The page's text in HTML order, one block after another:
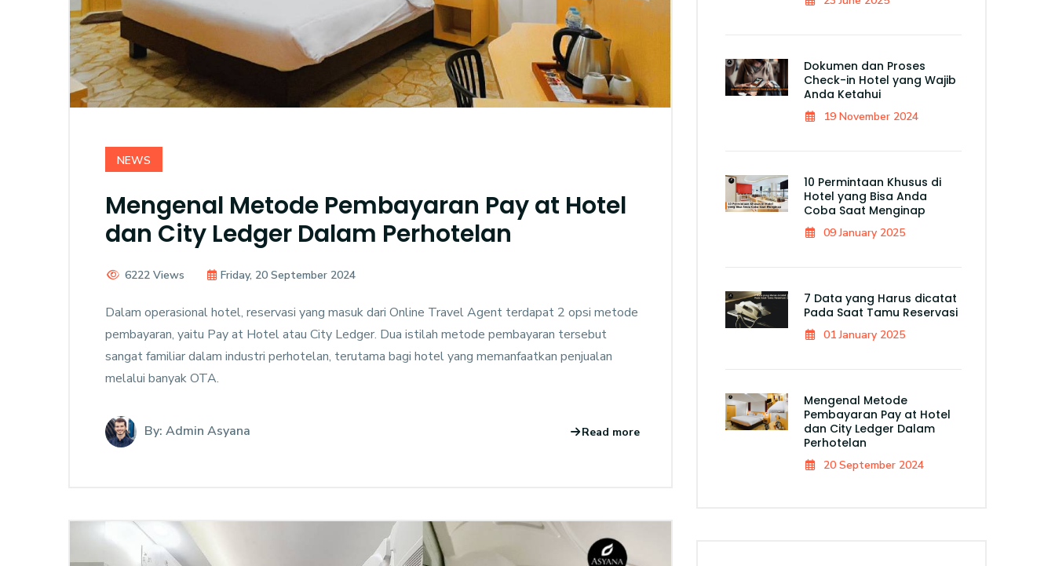
NEWS
Mengenal Metode Pembayaran Pay at Hotel
dan City Ledger Dalam Perhotelan
6222 Views Friday, 20 September 2024
Dalam operasional hotel, reservasi yang masuk dari Online Travel Agent terdapat 2 opsi metode
pembayaran, yaitu Pay at Hotel atau City Ledger. Dua istilah metode pembayaran tersebut
sangat familiar dalam industri perhotelan, terutama bagi hotel yang memanfaatkan penjualan
melalui banyak OTA.
By: Admin Asyana Read more
Dokumen dan Proses
Check-in Hotel yang Wajib
Anda Ketahui
19 November 2024
10 Permintaan Khusus di
Hotel yang Bisa Anda
Coba Saat Menginap
09 January 2025
7 Data yang Harus dicatat
Pada Saat Tamu Reservasi
01 January 2025
Mengenal Metode
Pembayaran Pay at Hotel
dan City Ledger Dalam
Perhotelan
20 September 2024